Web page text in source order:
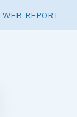
WEB REPORT